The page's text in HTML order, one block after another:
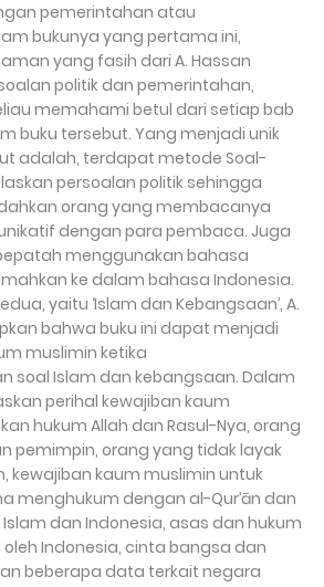
pemerintahan atau
bukunya yang pertama ini,
yang fasih dari A. Hassan
politik dan pemerintahan,
memahami betul dari setiap bab
buku tersebut. Yang menjadi unik
adalah, terdapat metode Soal-
persoalan politik sehingga
orang yang membacanya
dengan para pembaca. Juga
menggunakan bahasa
ke dalam bahasa Indonesia.
yaitu ‘Islam dan Kebangsaan’, A.
bahwa buku ini dapat menjadi
muslimin ketika
soal Islam dan kebangsaan. Dalam
perihal kewajiban kaum
hukum Allah dan Rasul-Nya, orang
pemimpin, orang yang tidak layak
kewajiban kaum muslimin untuk
menghukum dengan al-Qur’ān dan
dan Indonesia, asas dan hukum
Indonesia, cinta bangsa dan
beberapa data terkait negara